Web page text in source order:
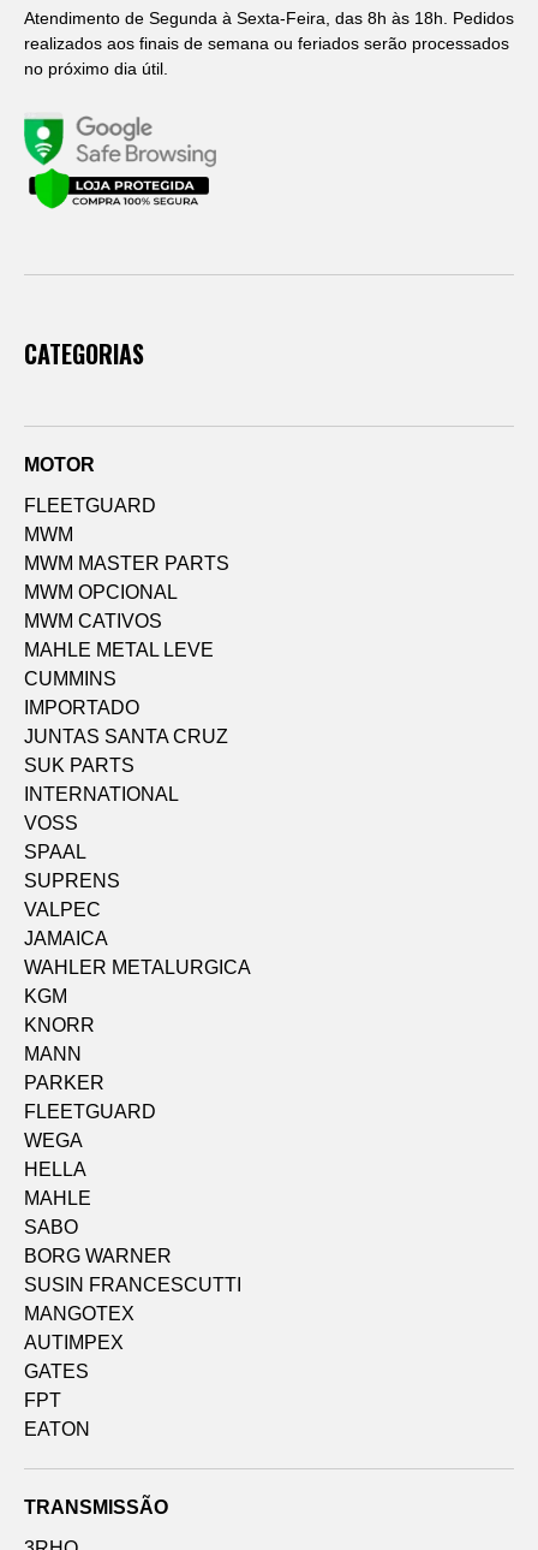
Atendimento de Segunda à Sexta-Feira, das 8h às 18h. Pedidos
realizados aos finais de semana ou feriados serão processados
no próximo dia útil.
CATEGORIAS
MOTOR
FLEETGUARD
MWM
MWM MASTER PARTS
MWM OPCIONAL
MWM CATIVOS
MAHLE METAL LEVE
CUMMINS
IMPORTADO
JUNTAS SANTA CRUZ
SUK PARTS
INTERNATIONAL
VOSS
SPAAL
SUPRENS
VALPEC
JAMAICA
WAHLER METALURGICA
KGM
KNORR
MANN
PARKER
FLEETGUARD
WEGA
HELLA
MAHLE
SABO
BORG WARNER
SUSIN FRANCESCUTTI
MANGOTEX
AUTIMPEX
GATES
FPT
EATON
TRANSMISSÃO